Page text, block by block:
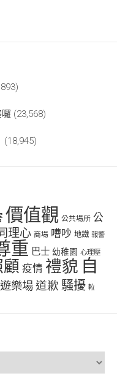
囉 (23,568)
(18,945)
價值觀 公共場所 公
理心 商場 嘈吵 地鐵 報警
重 巴士 幼稚園 心理壓
顧 疫情 禮貌 自
遊樂場道歉 騷擾 𨋢